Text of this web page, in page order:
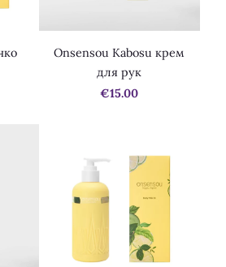
Onsensou Kabosu крем
для рук
€15.00